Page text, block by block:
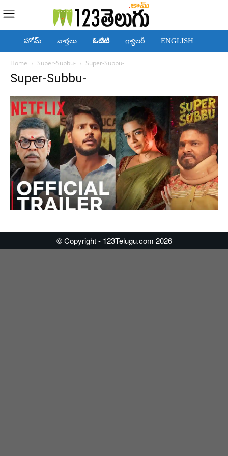
హోమ్ వార్తలు ఓటిటి గ్యాలరీ ENGLISH
Home Super-Subbu- Super-Subbu-
Super-Subbu-
© Copyright - 123Telugu.com 2026